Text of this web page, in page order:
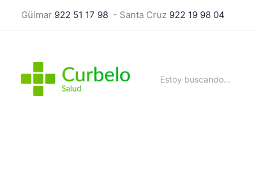
Güímar 922 51 17 98 - Santa Cruz 922 19 98 04
por: